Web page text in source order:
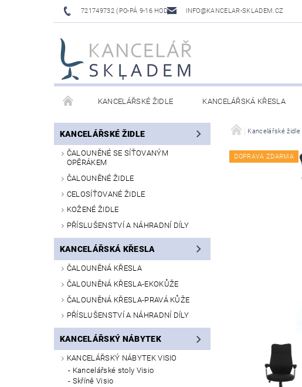
721749732 (PO-PÁ 9-16 HOD) INFO@KANCELAR-SKLADEM.CZ
KANCELÁŘSKÉ ŽIDLE KANCELÁŘSKÁ KŘESLA
LAVICE DO ČEKÁREN VÝŠKOVĚ NASTAVITELNÉ STOLY
KANCELÁŘSKÉ ŽIDLE
ČALOUNĚNÉ SE SÍŤOVANÝM
OPĚRÁKEM
ČALOUNĚNÉ ŽIDLE
CELOSÍŤOVANÉ ŽIDLE
KOŽENÉ ŽIDLE
PŘÍSLUŠENSTVÍ A NÁHRADNÍ DÍLY
KANCELÁŘSKÁ KŘESLA
ČALOUNĚNÁ KŘESLA
ČALOUNĚNÁ KŘESLA-EKOKŮŽE
ČALOUNĚNÁ KŘESLA-PRAVÁ KŮŽE
PŘÍSLUŠENSTVÍ A NÁHRADNÍ DÍLY
KANCELÁŘSKÝ NÁBYTEK
KANCELÁŘSKÝ NÁBYTEK VISIO
Kancelářské stoly Visio
Skříně Visio
Kancelářské židle
DOPRAVA ZDARMA